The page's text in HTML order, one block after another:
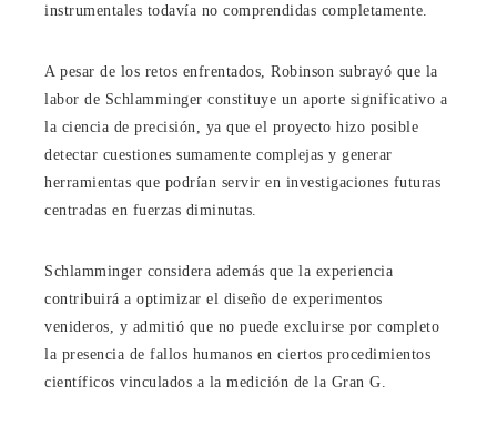
instrumentales todavía no comprendidas completamente.
A pesar de los retos enfrentados, Robinson subrayó que la
labor de Schlamminger constituye un aporte significativo a
la ciencia de precisión, ya que el proyecto hizo posible
detectar cuestiones sumamente complejas y generar
herramientas que podrían servir en investigaciones futuras
centradas en fuerzas diminutas.
Schlamminger considera además que la experiencia
contribuirá a optimizar el diseño de experimentos
venideros, y admitió que no puede excluirse por completo
la presencia de fallos humanos en ciertos procedimientos
científicos vinculados a la medición de la Gran G.